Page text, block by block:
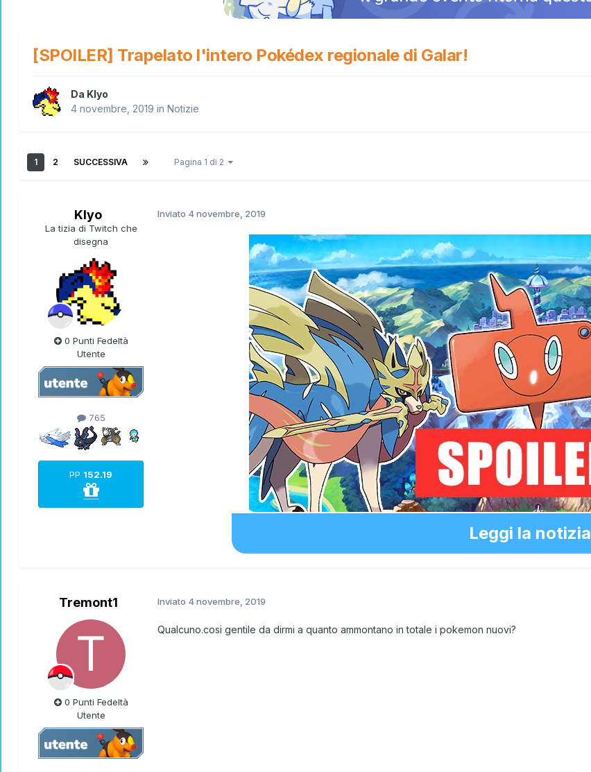
[SPOILER] Trapelato l'intero Pokédex regionale di Galar!
Da Klyo
4 novembre, 2019 in Notizie
1 2 SUCCESSIVA Pagina 1 di 2
Klyo
La tizia di Twitch che
disegna
0 Punti Fedeltà
Utente
765
PP 152.19
Inviato 4 novembre, 2019
Leggi la notizia
Tremont1
0 Punti Fedeltà
Utente
Inviato 4 novembre, 2019
Qualcuno.cosi gentile da dirmi a quanto ammontano in totale i pokemon nuovi?